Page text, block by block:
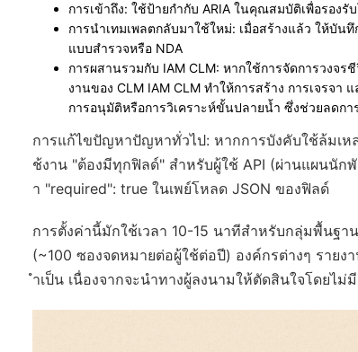
การเข้าถึง: ใช้ป้ายกำกับ ARIA ในคุณสมบัติเพื่อรองรั
การนำเทมเพลตกลับมาใช้ใหม่: เมื่อสร้างแล้ว ให้บัน
แบบสำรวจหรือ NDA
การผสานรวมกับ IAM CLM: หากใช้การจัดการวงจร
งานของ CLM IAM CLM ทำให้การสร้าง การเจรจ
การอนุมัติหรือการวิเคราะห์ขั้นปลายน้ำ ซึ่งช่วยลดก
การแก้ไขปัญหาปัญหาทั่วไป: หากการบังคับใช้ล้มเห
ช้งาน "ต้องมีทุกฟิลด์" สำหรับผู้ใช้ API (ผ่านแผนนัก
า "required": true ในเพย์โหลด JSON ของฟิลด์
การตั้งค่านี้มักใช้เวลา 10-15 นาทีสำหรับกลุ่มพื้นฐ
(~100 ซองจดหมายต่อผู้ใช้ต่อปี) องค์กรต่างๆ รายง
ำเป็น เนื่องจากจะนำทางผู้ลงนามให้ตัดสินใจโดยไม่